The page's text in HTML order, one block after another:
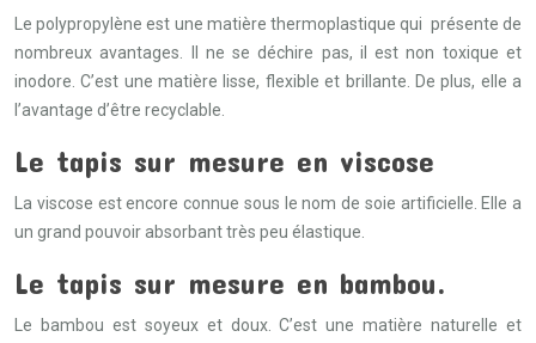
Le polypropylène est une matière thermoplastique qui présente de
nombreux avantages. Il ne se déchire pas, il est non toxique et
inodore. C’est une matière lisse, flexible et brillante. De plus, elle a
l’avantage d’être recyclable.
Le tapis sur mesure en viscose
La viscose est encore connue sous le nom de soie artificielle. Elle a
un grand pouvoir absorbant très peu élastique.
Le tapis sur mesure en bambou.
Le bambou est soyeux et doux. C’est une matière naturelle et